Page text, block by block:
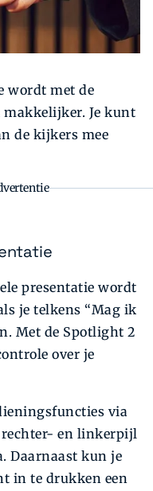
wordt met de
Je kunt
de kijkers mee
presentatie wordt
je telkens “Mag ik
Met de Spotlight 2
over je
via
en linkerpijl
Daarnaast kun je
in te drukken een